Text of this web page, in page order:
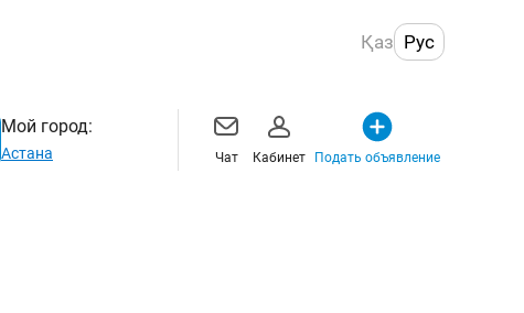
Қаз Рус
Мой город:
Астана Чат Кабинет Подать объявление